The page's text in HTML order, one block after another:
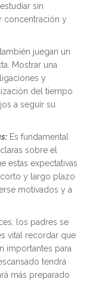
sin
concentración y
juegan un
Mostrar una
y
del tiempo
a seguir su
Es fundamental
sobre el
estas expectativas
corto y largo plazo
motivados y a
los padres se
vital recordar que
importantes para
tendrá
más preparado